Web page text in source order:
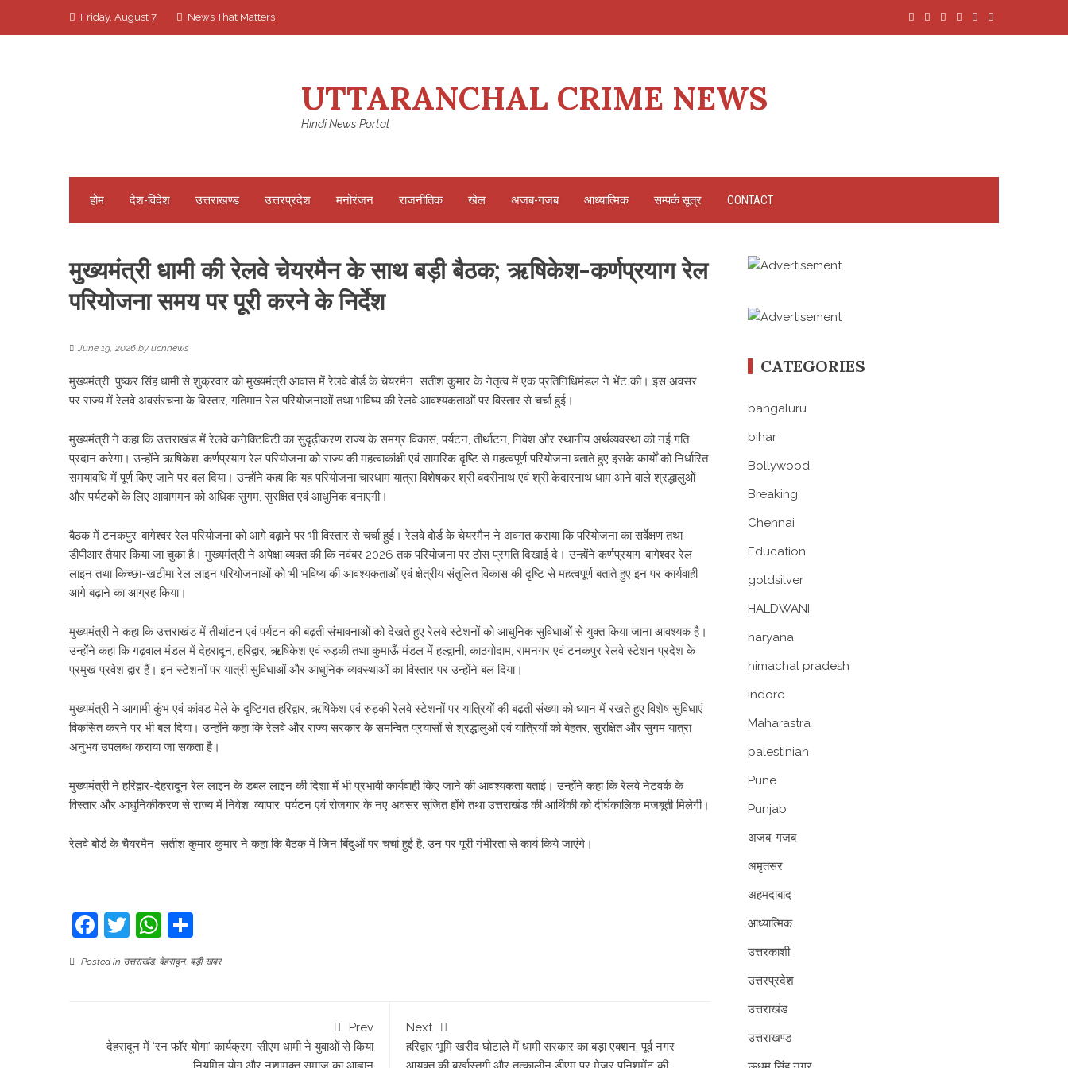
Friday, August 7 News That Matters
UTTARANCHAL CRIME NEWS
Hindi News Portal
होम देश-विदेश उत्तराखण्ड उत्तरप्रदेश मनोरंजन राजनीतिक खेल अजब-गजब आध्यात्मिक सम्पर्क सूत्र CONTACT
मुख्यमंत्री धामी की रेलवे चेयरमैन के साथ बड़ी बैठक; ऋषिकेश-कर्णप्रयाग रेल
परियोजना समय पर पूरी करने के निर्देश
June 19, 2026 by ucnnews
मुख्यमंत्री पुष्कर सिंह धामी से शुक्रवार को मुख्यमंत्री आवास में रेलवे बोर्ड के चेयरमैन सतीश कुमार के नेतृत्व में एक प्रतिनिधिमंडल ने भेंट की। इस अवसर
पर राज्य में रेलवे अवसंरचना के विस्तार, गतिमान रेल परियोजनाओं तथा भविष्य की रेलवे आवश्यकताओं पर विस्तार से चर्चा हुई।
मुख्यमंत्री ने कहा कि उत्तराखंड में रेलवे कनेक्टिविटी का सुदृढ़ीकरण राज्य के समग्र विकास, पर्यटन, तीर्थाटन, निवेश और स्थानीय अर्थव्यवस्था को नई गति
प्रदान करेगा। उन्होंने ऋषिकेश-कर्णप्रयाग रेल परियोजना को राज्य की महत्वाकांक्षी एवं सामरिक दृष्टि से महत्वपूर्ण परियोजना बताते हुए इसके कार्यों को निर्धारित
समयावधि में पूर्ण किए जाने पर बल दिया। उन्होंने कहा कि यह परियोजना चारधाम यात्रा विशेषकर श्री बदरीनाथ एवं श्री केदारनाथ धाम आने वाले श्रद्धालुओं
और पर्यटकों के लिए आवागमन को अधिक सुगम, सुरक्षित एवं आधुनिक बनाएगी।
बैठक में टनकपुर-बागेश्वर रेल परियोजना को आगे बढ़ाने पर भी विस्तार से चर्चा हुई। रेलवे बोर्ड के चेयरमैन ने अवगत कराया कि परियोजना का सर्वेक्षण तथा
डीपीआर तैयार किया जा चुका है। मुख्यमंत्री ने अपेक्षा व्यक्त की कि नवंबर 2026 तक परियोजना पर ठोस प्रगति दिखाई दे। उन्होंने कर्णप्रयाग-बागेश्वर रेल
लाइन तथा किच्छा-खटीमा रेल लाइन परियोजनाओं को भी भविष्य की आवश्यकताओं एवं क्षेत्रीय संतुलित विकास की दृष्टि से महत्वपूर्ण बताते हुए इन पर कार्यवाही
आगे बढ़ाने का आग्रह किया।
मुख्यमंत्री ने कहा कि उत्तराखंड में तीर्थाटन एवं पर्यटन की बढ़ती संभावनाओं को देखते हुए रेलवे स्टेशनों को आधुनिक सुविधाओं से युक्त किया जाना आवश्यक है।
उन्होंने कहा कि गढ़वाल मंडल में देहरादून, हरिद्वार, ऋषिकेश एवं रुड़की तथा कुमाऊँ मंडल में हल्द्वानी, काठगोदाम, रामनगर एवं टनकपुर रेलवे स्टेशन प्रदेश के
प्रमुख प्रवेश द्वार हैं। इन स्टेशनों पर यात्री सुविधाओं और आधुनिक व्यवस्थाओं का विस्तार पर उन्होंने बल दिया।
मुख्यमंत्री ने आगामी कुंभ एवं कांवड़ मेले के दृष्टिगत हरिद्वार, ऋषिकेश एवं रुड़की रेलवे स्टेशनों पर यात्रियों की बढ़ती संख्या को ध्यान में रखते हुए विशेष सुविधाएं
विकसित करने पर भी बल दिया। उन्होंने कहा कि रेलवे और राज्य सरकार के समन्वित प्रयासों से श्रद्धालुओं एवं यात्रियों को बेहतर, सुरक्षित और सुगम यात्रा
अनुभव उपलब्ध कराया जा सकता है।
मुख्यमंत्री ने हरिद्वार-देहरादून रेल लाइन के डबल लाइन की दिशा में भी प्रभावी कार्यवाही किए जाने की आवश्यकता बताई। उन्होंने कहा कि रेलवे नेटवर्क के
विस्तार और आधुनिकीकरण से राज्य में निवेश, व्यापार, पर्यटन एवं रोजगार के नए अवसर सृजित होंगे तथा उत्तराखंड की आर्थिकी को दीर्घकालिक मजबूती मिलेगी।
रेलवे बोर्ड के चैयरमैन सतीश कुमार कुमार ने कहा कि बैठक में जिन बिंदुओं पर चर्चा हुई है, उन पर पूरी गंभीरता से कार्य किये जाएंगे।
Facebook
TwitterWhatsApp
Posted in उत्तराखंड, देहरादून, बड़ी खबर
Prev
​देहरादून में ‘रन फॉर योगा’ कार्यक्रम: सीएम धामी ने युवाओं से किया
Next
हरिद्वार भूमि खरीद घोटाले में धामी सरकार का बड़ा एक्शन, पूर्व नगर
CATEGORIES
bangaluru
bihar
Bollywood
Breaking
Chennai
Education
goldsilver
HALDWANI
haryana
himachal pradesh
indore
Maharastra
palestinian
Pune
Punjab
अजब-गजब
अमृतसर
अहमदाबाद
आध्यात्मिक
उत्तरकाशी
उत्तरप्रदेश
उत्तराखंड
उत्तराखण्ड